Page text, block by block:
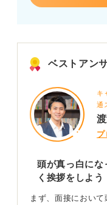
ベストアン
キ
通
プ
頭が真っ白にな
く挨拶をしよう
まず、面接におい